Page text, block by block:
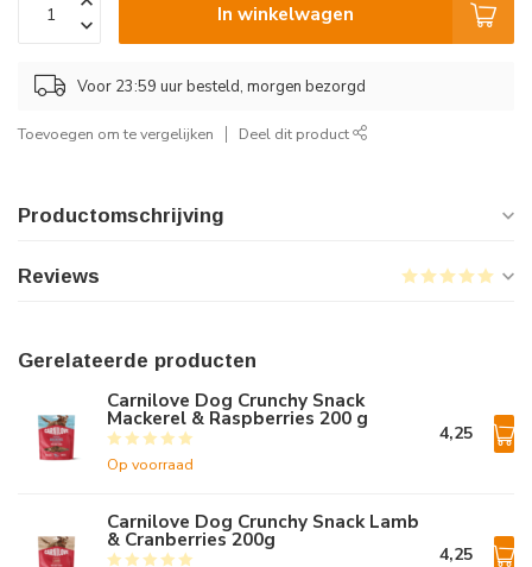
In winkelwagen
Voor 23:59 uur besteld, morgen bezorgd
Toevoegen om te vergelijken Deel dit product
Productomschrijving
Reviews
Gerelateerde producten
Carnilove Dog Crunchy Snack
Mackerel & Raspberries 200 g
Op voorraad
4,25
Carnilove Dog Crunchy Snack Lamb
& Cranberries 200g
4,25